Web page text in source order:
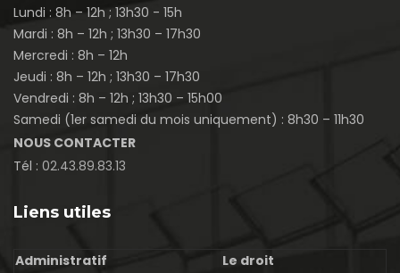
Lundi : 8h – 12h ; 13h30 - 15h
Mardi : 8h – 12h ; 13h30 – 17h30
Mercredi : 8h – 12h
Jeudi : 8h – 12h ; 13h30 – 17h30
Vendredi : 8h – 12h ; 13h30 – 15h00
Samedi (1er samedi du mois uniquement) : 8h30 – 11h30
NOUS CONTACTER
Tél : 02.43.89.83.13
Liens utiles
Administratif
Le droit